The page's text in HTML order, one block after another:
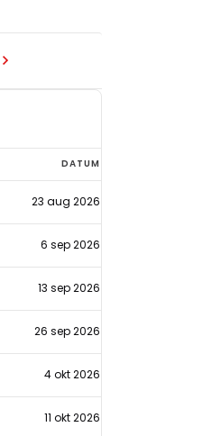
DATUM
23 aug 2026
6 sep 2026
13 sep 2026
26 sep 2026
4 okt 2026
11 okt 2026